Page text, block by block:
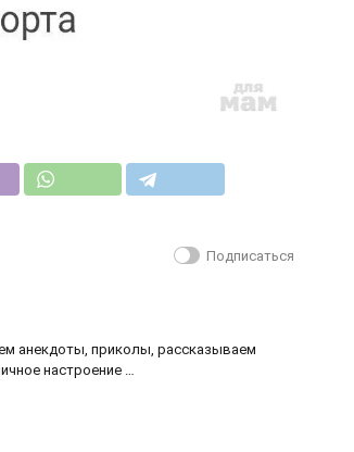
Подписаться
анекдоты, приколы, рассказываем
настроение …